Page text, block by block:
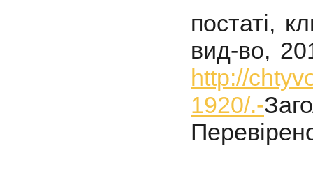
постаті,
вид-во,
http://
1920/.-